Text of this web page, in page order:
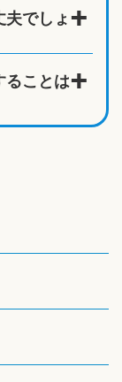
でしょ
ることは